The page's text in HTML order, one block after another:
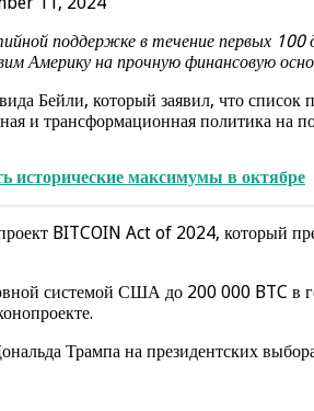
поддержке в течение первых 100
Америку на прочную финансовую
Бейли, который заявил, что
и трансформационная политика на
исторические максимумы в октябре
BITCOIN Act of 2024, который
системой США до 200 000 BTC в
Трампа на президентских